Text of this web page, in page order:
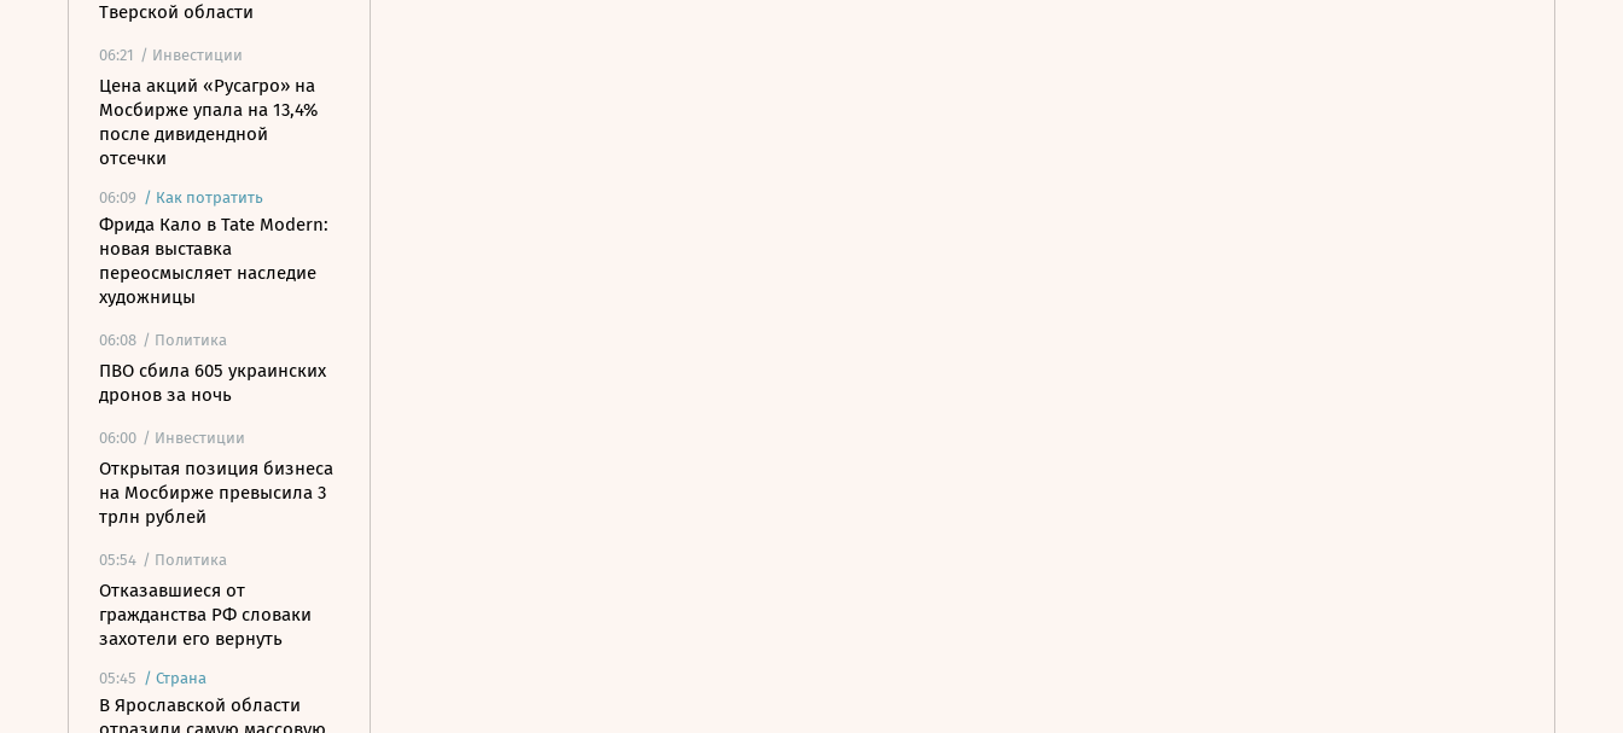
Тверской области
06:21 / Инвестиции
Цена акций «Русагро» на
Мосбирже упала на 13,4%
после дивидендной
отсечки
06:09 / Как потратить
Фрида Кало в Tate Modern:
новая выставка
переосмысляет наследие
художницы
06:08 / Политика
ПВО сбила 605 украинских
дронов за ночь
06:00 / Инвестиции
Открытая позиция бизнеса
на Мосбирже превысила 3
трлн рублей
05:54 / Политика
Отказавшиеся от
гражданства РФ словаки
захотели его вернуть
05:45 / Страна
В Ярославской области